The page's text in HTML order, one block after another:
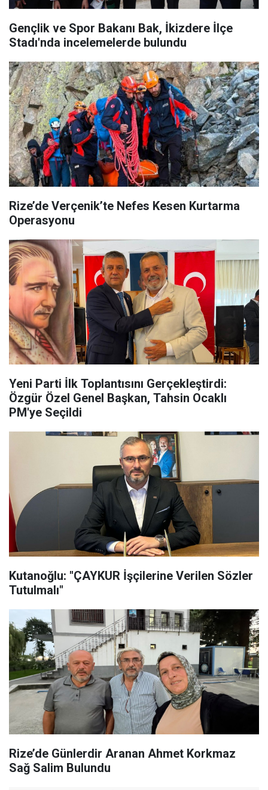
Gençlik ve Spor Bakanı Bak, İkizdere İlçe
Stadı'nda incelemelerde bulundu
Rize’de Verçenik’te Nefes Kesen Kurtarma
Operasyonu
Yeni Parti İlk Toplantısını Gerçekleştirdi:
Özgür Özel Genel Başkan, Tahsin Ocaklı
PM'ye Seçildi
Kutanoğlu: "ÇAYKUR İşçilerine Verilen Sözler
Tutulmalı"
Rize’de Günlerdir Aranan Ahmet Korkmaz
Sağ Salim Bulundu